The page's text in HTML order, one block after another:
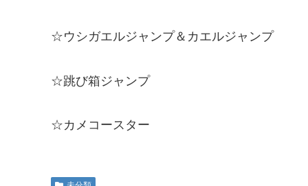
☆ウシガエルジャンプ＆カエルジャンプ
☆跳び箱ジャンプ
☆カメコースター